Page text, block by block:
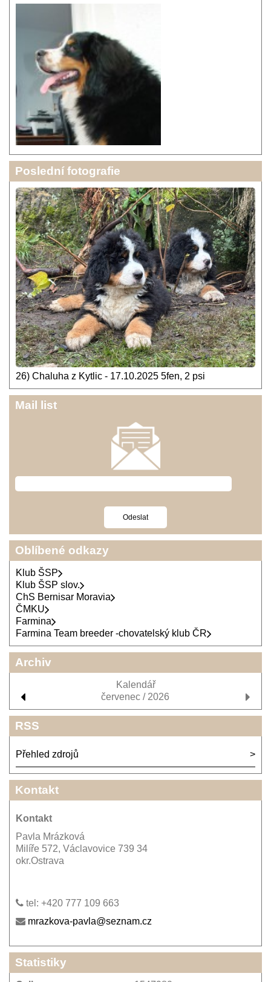
Poslední fotografie
26) Chaluha z Kytlic - 17.10.2025 5fen, 2 psi
Mail list
Oblíbené odkazy
Klub ŠSP
Klub ŠSP slov.
ChS Bernisar Moravia
ČMKU
Farmina
Farmina Team breeder -chovatelský klub ČR
Archiv
Kalendář
červenec / 2026
RSS
Přehled zdrojů
Kontakt
Kontakt
Pavla Mrázková
Milíře 572, Václavovice 739 34
okr.Ostrava
tel: +420 777 109 663
mrazkova-pavla@seznam.cz
Statistiky